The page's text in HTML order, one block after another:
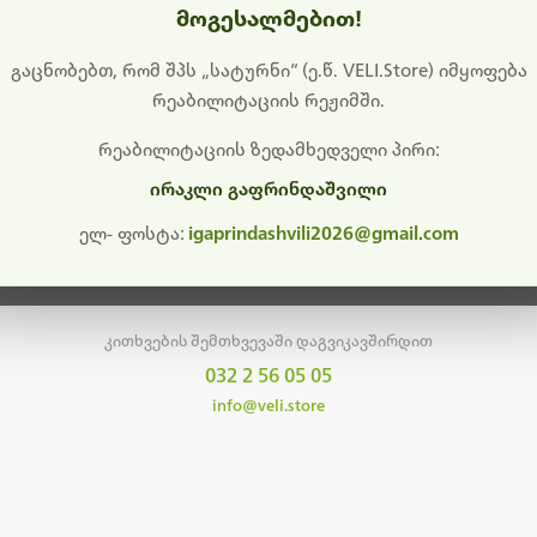
გიხდით შეფერხებისთვის. ამჟამად მიმდინარეობს
განახლება და ტექნიკური სამუშაოები.
მალე ისევ ხელმისაწვდომი იქნება. გმადლობთ მოთმინებისთვის!
მთავარ გვერდზე დაბრუნება
კითხვების შემთხვევაში დაგვიკავშირდით
032 2 56 05 05
info@veli.store
მოგესალმებით!
გაცნობებთ, რომ შპს „სატურნი“ (ე.წ. VELI.Store) იმყოფება
რეაბილიტაციის რეჟიმში.
რეაბილიტაციის ზედამხედველი პირი:
ირაკლი გაფრინდაშვილი
ელ- ფოსტა: igaprindashvili2026@gmail.com